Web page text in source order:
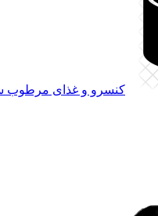
کنسرو و غذای